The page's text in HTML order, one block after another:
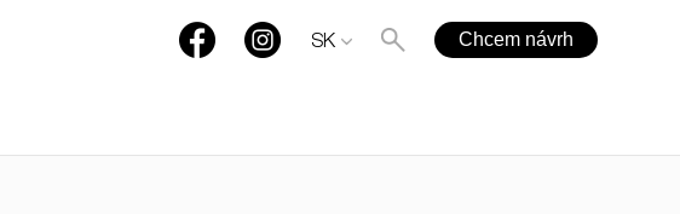
SK Chcem návrh